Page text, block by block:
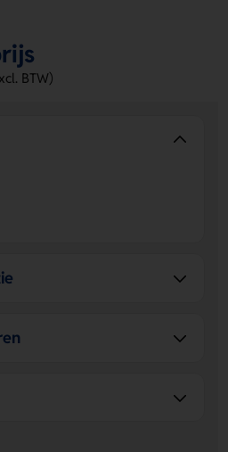
plaatsen. Zo maak je van deze
uitstraling.
BTW)